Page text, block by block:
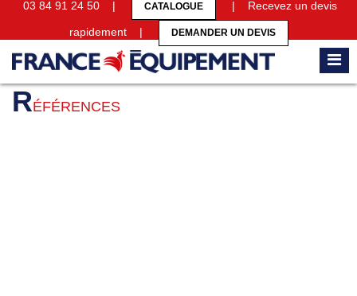
03 84 91 24 50 | CATALOGUE | Recevez un devis
rapidement | DEMANDER UN DEVIS
Accueil Références
RÉFÉRENCES